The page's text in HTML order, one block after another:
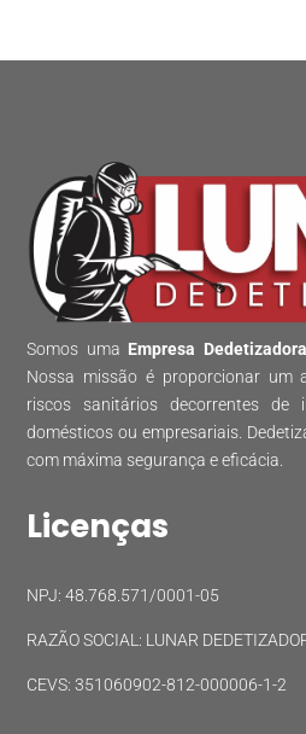
Somos uma Empresa Dedetizadora
Nossa missão é proporcionar um
riscos sanitários decorrentes de
domésticos ou empresariais.
com máxima segurança e eficácia.
Licenças
NPJ: 48.768.571/0001-05
RAZÃO SOCIAL: LUNAR
CEVS: 351060902-812-000006-1-2